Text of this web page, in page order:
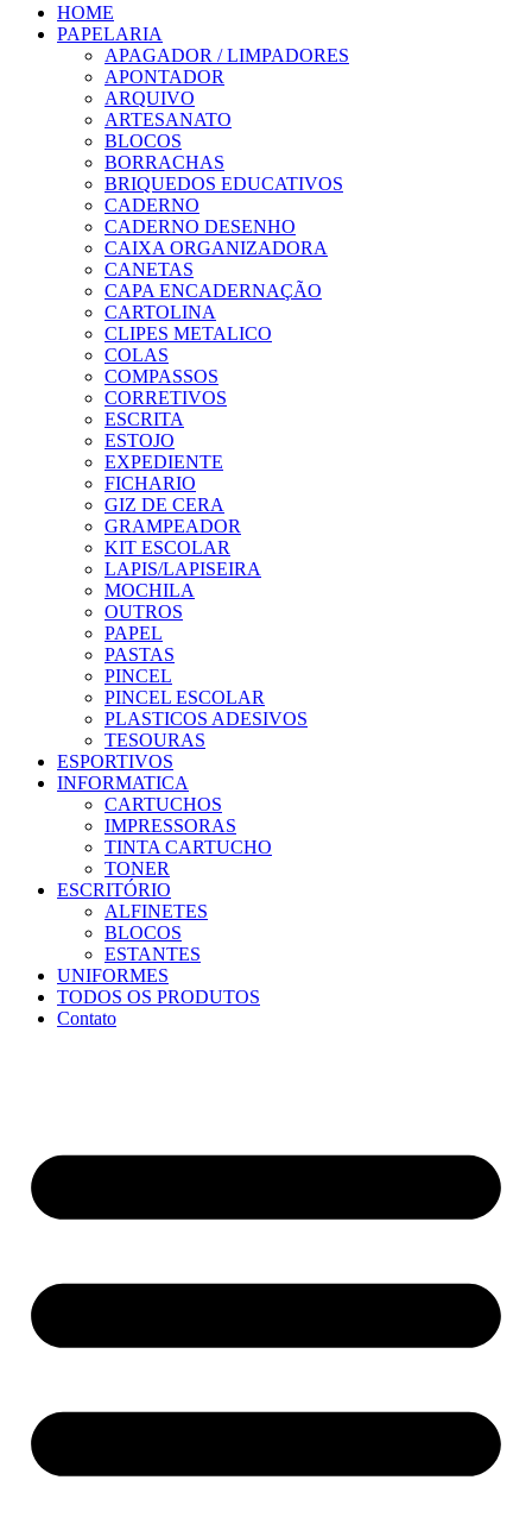
HOME
PAPELARIA
APAGADOR / LIMPADORES
APONTADOR
ARQUIVO
ARTESANATO
BLOCOS
BORRACHAS
BRIQUEDOS EDUCATIVOS
CADERNO
CADERNO DESENHO
CAIXA ORGANIZADORA
CANETAS
CAPA ENCADERNAÇÃO
CARTOLINA
CLIPES METALICO
COLAS
COMPASSOS
CORRETIVOS
ESCRITA
ESTOJO
EXPEDIENTE
FICHARIO
GIZ DE CERA
GRAMPEADOR
KIT ESCOLAR
LAPIS/LAPISEIRA
MOCHILA
OUTROS
PAPEL
PASTAS
PINCEL
PINCEL ESCOLAR
PLASTICOS ADESIVOS
TESOURAS
ESPORTIVOS
INFORMATICA
CARTUCHOS
IMPRESSORAS
TINTA CARTUCHO
TONER
ESCRITÓRIO
ALFINETES
BLOCOS
ESTANTES
UNIFORMES
TODOS OS PRODUTOS
Contato